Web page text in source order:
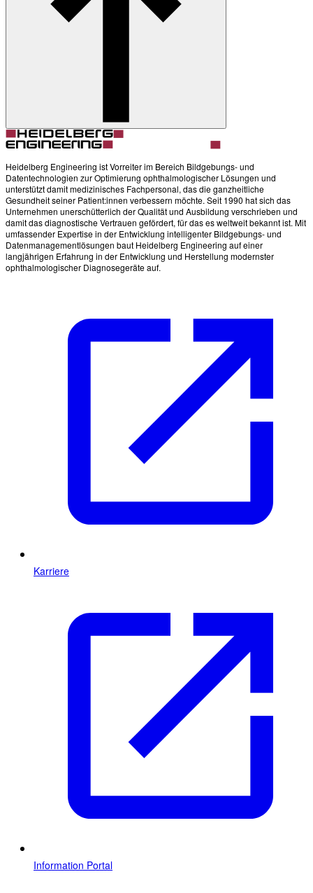
Heidelberg Engineering ist Vorreiter im Bereich Bildgebungs- und
Datentechnologien zur Optimierung ophthalmologischer Lösungen und
unterstützt damit medizinisches Fachpersonal, das die ganzheitliche
Gesundheit seiner Patient:innen verbessern möchte. Seit 1990 hat sich das
Unternehmen unerschütterlich der Qualität und Ausbildung verschrieben und
damit das diagnostische Vertrauen gefördert, für das es weltweit bekannt ist. Mit
umfassender Expertise in der Entwicklung intelligenter Bildgebungs- und
Datenmanagementlösungen baut Heidelberg Engineering auf einer
langjährigen Erfahrung in der Entwicklung und Herstellung modernster
ophthalmologischer Diagnosegeräte auf.
Karriere
Information Portal